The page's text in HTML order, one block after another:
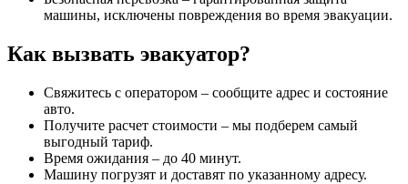
машины, исключены повреждения во время эвакуации.
Как вызвать эвакуатор?
Свяжитесь с оператором – сообщите адрес и состояние
авто.
Получите расчет стоимости – мы подберем самый
выгодный тариф.
Время ожидания – до 40 минут.
Машину погрузят и доставят по указанному адресу.